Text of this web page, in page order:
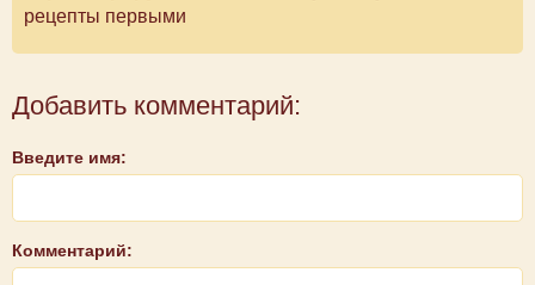
рецепты первыми
Добавить комментарий:
Введите имя:
Комментарий: